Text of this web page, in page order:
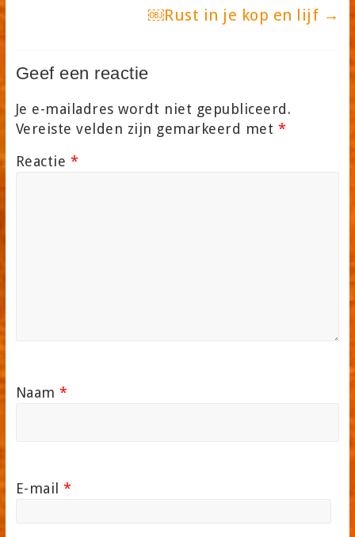
￼Rust in je kop en lijf →
Geef een reactie
Je e-mailadres wordt niet gepubliceerd.
Vereiste velden zijn gemarkeerd met *
Reactie *
Naam*
E-mail*